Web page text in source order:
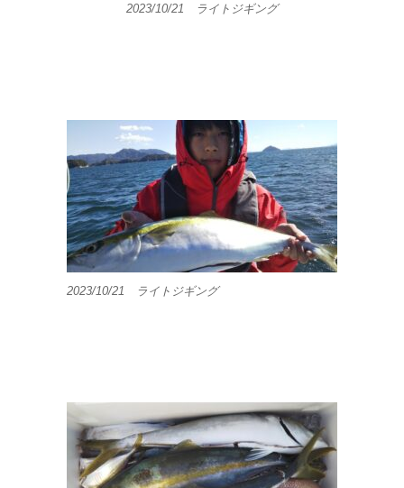
2023/10/21 ライトジギング
2023/10/21 ライトジギング